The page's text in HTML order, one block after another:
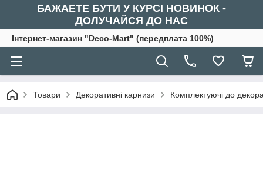
БАЖАЕТЕ БУТИ У КУРСІ НОВИНОК -
ДОЛУЧАЙСЯ ДО НАС
Інтернет-магазин "Deco-Mart" (передплата 100%)
Товари Декоративні карнизи Комплектуючі до